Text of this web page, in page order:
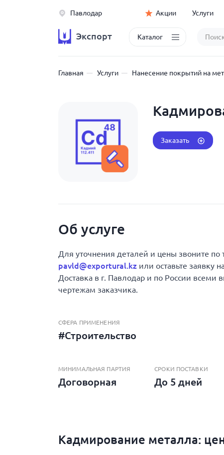
Павлодар Акции Услуги
Экспорт Каталог
Главная Услуги Нанесение покрытий на
Заказать
Об услуге
Для уточнения деталей и цены звоните
pavld@exportural.kz или оставьте заявку
Доставка в г. Павлодар и по России всеми
чертежам заказчика.
СФЕРА ПРИМЕНЕНИЯ
#Строительство
МИНИМАЛЬНАЯ ПАРТИЯ
Договорная
СРОКИ ПОСТАВКИ
До 5 дней
Кадмирование металла: